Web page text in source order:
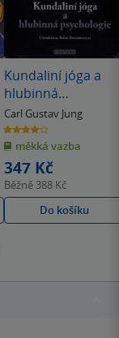
Kundaliní jóga a
hlubinná
psychologie
Carl Gustav Jung
4.0
z
5
hvězdiček
měkká vazba
347 Kč
Běžně 388 Kč
Do košíku